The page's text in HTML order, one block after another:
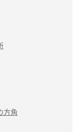
方角